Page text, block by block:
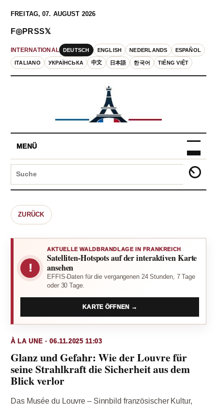
FREITAG, 07. AUGUST 2026
INTERNATIONAL DEUTSCH ENGLISH NEDERLANDS ESPAÑOL
ITALIANO УКРАЇНСЬКА 中文 日本語 한국어 TIẾNG VIỆT
F◎PRSS𝕏
MENÜ
ZURÜCK
!
AKTUELLE WALDBRANDLAGE IN FRANKREICH
Satelliten-Hotspots auf der interaktiven Karte
ansehen
EFFIS-Daten für die vergangenen 24 Stunden, 7 Tage
oder 30 Tage.
KARTE ÖFFNEN →
À LA UNE · 06.11.2025 11:03
Glanz und Gefahr: Wie der Louvre für
seine Strahlkraft die Sicherheit aus dem
Blick verlor
Das Musée du Louvre – Sinnbild französischer Kultur,